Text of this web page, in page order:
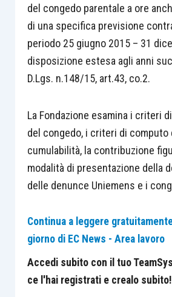
del congedo parentale a ore
di una specifica previsione
periodo 25 giugno 2015 – 31
disposizione estesa agli anni
D.Lgs. n.148/15, art.43, co.2.
La Fondazione esamina i criteri
del congedo, i criteri di computo
cumulabilità, la contribuzione
modalità di presentazione della
delle denunce Uniemens e i
Continua a leggere
giorno di EC News - Area lavoro
Accedi subito con il tuo
ce l'hai registrati e crealo subito!